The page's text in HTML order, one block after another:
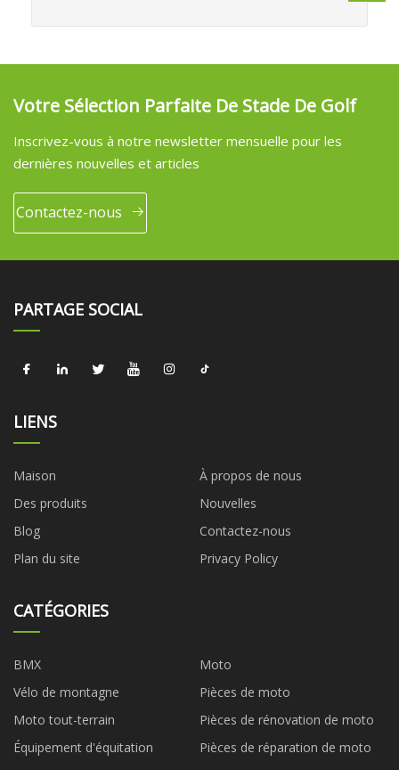
Votre Sélection Parfaite De Stade De Golf
Inscrivez-vous à notre newsletter mensuelle pour les
dernières nouvelles et articles
Contactez-nous
PARTAGE SOCIAL
LIENS
Maison
À propos de nous
Des produits
Nouvelles
Blog
Contactez-nous
Plan du site
Privacy Policy
CATÉGORIES
BMX
Moto
Vélo de montagne
Pièces de moto
Moto tout-terrain
Pièces de rénovation de moto
Équipement d'équitation
Pièces de réparation de moto